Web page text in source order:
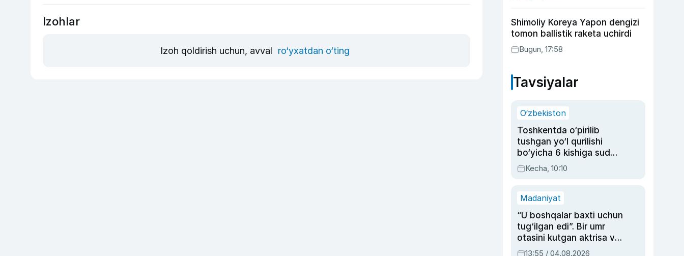
Izohlar
Izoh qoldirish uchun, avval ro‘yxatdan o‘ting
Shimoliy Koreya Yapon dengizi
tomon ballistik raketa uchirdi
Bugun, 17:58
Tavsiyalar
O‘zbekiston
Toshkentda o‘pirilib
tushgan yo‘l qurilishi
bo‘yicha 6 kishiga sud
hukmi o‘qildi
Kecha, 10:10
Madaniyat
“U boshqalar baxti uchun
tug‘ilgan edi”. Bir umr
otasini kutgan aktrisa va
dublyaj ustasi Rimma
13:55 / 04.08.2026